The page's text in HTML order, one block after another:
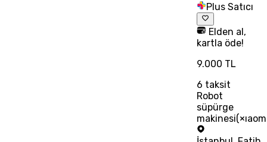
Plus Satıcı
Elden al,
kartla öde!
9.000 TL
6 taksit
Robot
süpürge